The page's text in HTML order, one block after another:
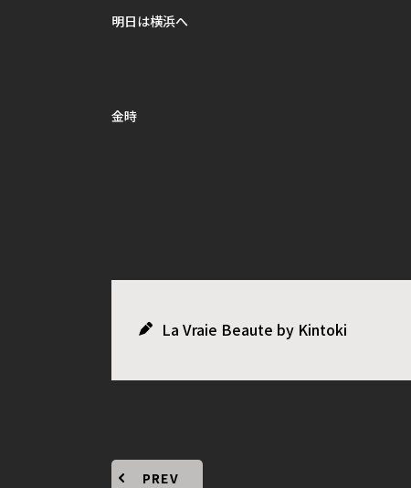
明日は横浜へ
金時
La Vraie Beaute by Kintoki
PREV